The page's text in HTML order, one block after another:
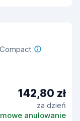
142,80 zł
za dzień
anulowanie